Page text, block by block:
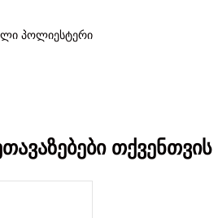
პოლიესტერი
თქვენთვის